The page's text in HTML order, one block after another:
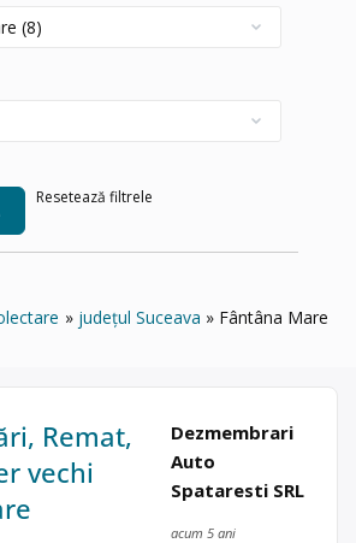
Resetează filtrele
județul Suceava Fântâna Mare
Remat,
vechi
Dezmembrari
Auto
Spataresti SRL
acum 5 ani